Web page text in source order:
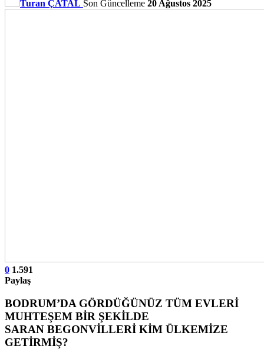
Turan ÇATAL Son Güncelleme 20 Ağustos 2025
0 1.591
Paylaş
BODRUM’DA GÖRDÜĞÜNÜZ TÜM EVLERİ
MUHTEŞEM BİR ŞEKİLDE
SARAN BEGONVİLLERİ KİM ÜLKEMİZE
GETİRMİŞ?